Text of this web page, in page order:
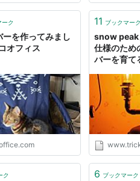
ーク
ーを作ってみまし
オフィス
11 ブックマーク
snow peak
仕様のため
バーを育て
よ。
ク 6 ブックマーク